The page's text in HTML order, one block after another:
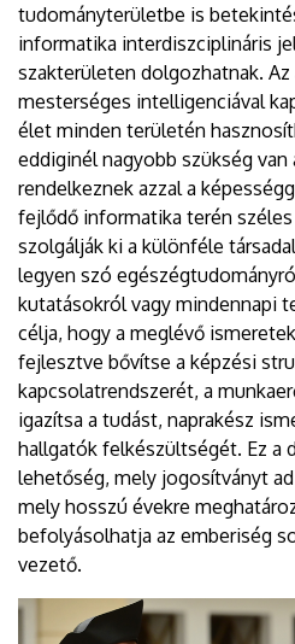
tudományterületbe is
informatika interdiszciplináris
szakterületen dolgozhatnak.
mesterséges intelligenciával
élet minden területén
eddiginél nagyobb szükség
rendelkeznek azzal a
fejlődő informatika terén
szolgálják ki a különféle
legyen szó
kutatásokról vagy mindennapi
célja, hogy a meglévő
fejlesztve bővítse a képzési
kapcsolatrendszerét, a
igazítsa a tudást, naprakész
hallgatók felkészültségét. Ez a
lehetőség, mely jogosítványt
mely hosszú évekre
befolyásolhatja az emberiség
vezető.